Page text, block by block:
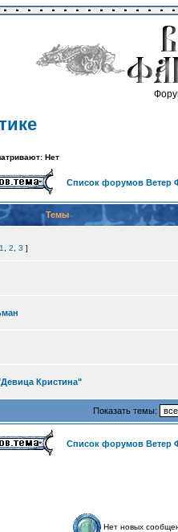
Нет
Список форумов Ветер
Темы
1 2 3 ]
Кристина"
Показать темы:
Список форумов Ветер
Нет новых